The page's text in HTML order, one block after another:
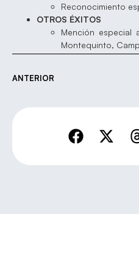
Reconocimiento
OTROS ÉXITOS
Mención especial
Montequinto,
ANTERIOR